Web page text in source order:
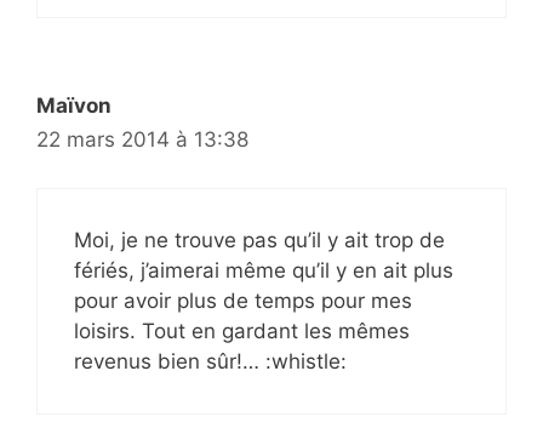
Maïvon
22 mars 2014 à 13:38
Moi, je ne trouve pas qu’il y ait trop de
fériés, j’aimerai même qu’il y en ait plus
pour avoir plus de temps pour mes
loisirs. Tout en gardant les mêmes
revenus bien sûr!… :whistle: